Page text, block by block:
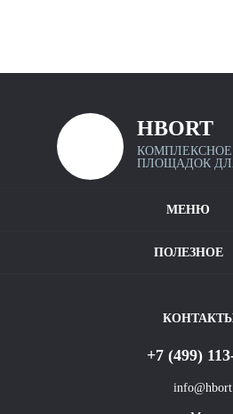
Пермь
Волгоград HBORT
КОМПЛЕКСНОЕ
ПЛОЩАДОК
МЕНЮ
Калькулятор
Наши проекты
Полезное
ПОЛЕЗНОЕ
Условия оплаты и
+7 (499)